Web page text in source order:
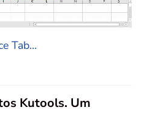
Tab...
Kutools. Um